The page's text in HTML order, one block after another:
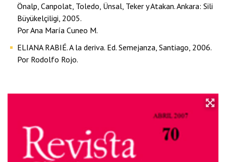
Önalp, Canpolat, Toledo, Ünsal, Teker y Atakan. Ankara: Sili
Büyükelçiligi, 2005.
Por Ana María Cuneo M.
ELIANA RABIÉ. A la deriva. Ed. Semejanza, Santiago, 2006.
Por Rodolfo Rojo.